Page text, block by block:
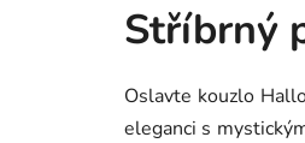
Stříbrný
Oslavte kouzlo
eleganci s